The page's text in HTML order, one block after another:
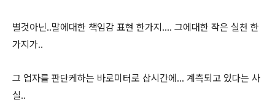
별것아닌..말에대한 책임감 표현 한가지.... 그에대한 작은 실천 한
가지가..
그 업자를 판단케하는 바로미터로 삽시간에... 계측되고 있다는 사
실..